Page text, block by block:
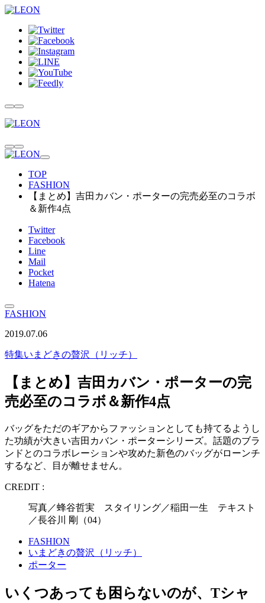
TOP
FASHION
【まとめ】吉田カバン・ポーターの完売必至のコラボ
＆新作4点
Twitter
Facebook
Line
Mail
Pocket
Hatena
FASHION
2019.07.06
特集いまどきの贅沢（リッチ）
【まとめ】吉田カバン・ポーターの完
売必至のコラボ＆新作4点
バッグをただのギアからファッションとしても持てるようし
た功績が大きい吉田カバン・ポーターシリーズ。話題のブラ
ンドとのコラボレーションや攻めた新色のバッグがローンチ
するなど、目が離せません。
CREDIT :
写真／蜂谷哲実 スタイリング／稲田一生 テキスト
／長谷川 剛（04）
FASHION
いまどきの贅沢（リッチ）
ポーター
いくつあっても困らないのが、Tシャ